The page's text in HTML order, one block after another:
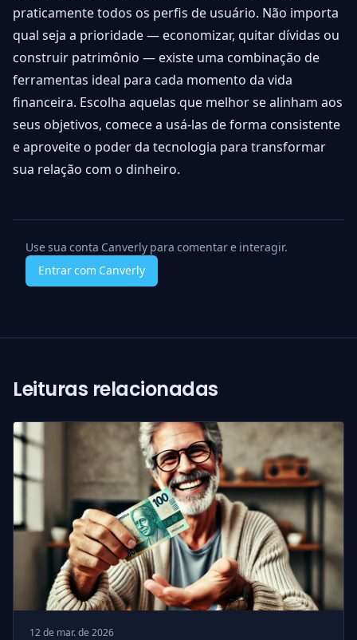
praticamente todos os perfis de usuário. Não importa
qual seja a prioridade — economizar, quitar dívidas ou
construir patrimônio — existe uma combinação de
ferramentas ideal para cada momento da vida
financeira. Escolha aquelas que melhor se alinham aos
seus objetivos, comece a usá-las de forma consistente
e aproveite o poder da tecnologia para transformar
sua relação com o dinheiro.
Use sua conta Canverly para comentar e interagir.
Entrar com Canverly
Leituras relacionadas
12 de mar. de 2026